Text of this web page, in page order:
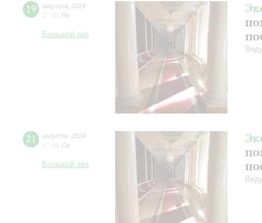
19 августа
2024
17:00 Пн
Большой зал
21 августа
2024
17:00 Ср
Большой зал